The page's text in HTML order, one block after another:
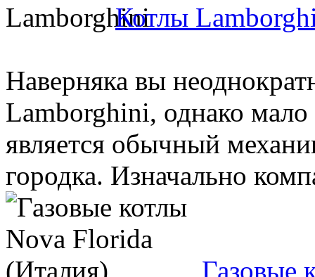
Котлы
Наверняка вы
Lamborghini, однако мало
является обычный
городка. Изначально
Газовые